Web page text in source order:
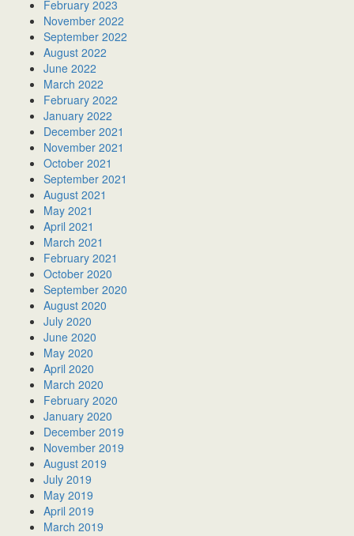
February 2023
November 2022
September 2022
August 2022
June 2022
March 2022
February 2022
January 2022
December 2021
November 2021
October 2021
September 2021
August 2021
May 2021
April 2021
March 2021
February 2021
October 2020
September 2020
August 2020
July 2020
June 2020
May 2020
April 2020
March 2020
February 2020
January 2020
December 2019
November 2019
August 2019
July 2019
May 2019
April 2019
March 2019